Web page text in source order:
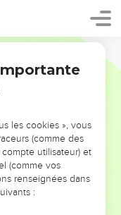
!
ÉVITER LES
les cookies », vous
(comme des
utilisateur) et
(comme vos
renseignées dans
: